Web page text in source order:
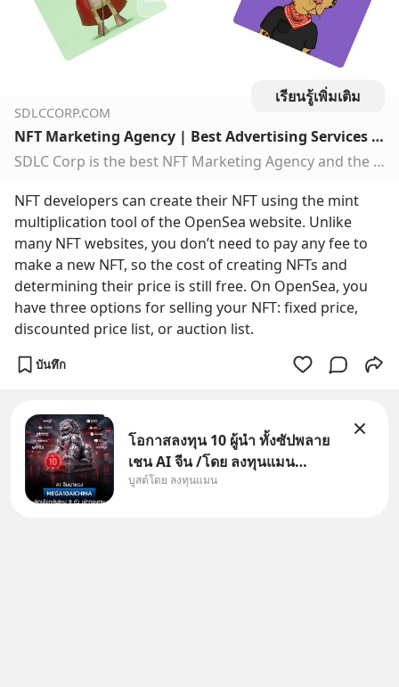
เรียนรู้เพิ่มเติม
SDLCCORP.COM
NFT Marketing Agency | Best Advertising Services | NFT Promotion
SDLC Corp is the best NFT Marketing Agency and the experts provide top Services to promote your NFTs Online. You can advertise your NFTs easy
NFT developers can create their NFT using the mint
multiplication tool of the OpenSea website. Unlike
many NFT websites, you don’t need to pay any fee to
make a new NFT, so the cost of creating NFTs and
determining their price is still free. On OpenSea, you
have three options for selling your NFT: fixed price,
discounted price list, or auction list.
บันทึก
โอกาสลงทุน 10 ผู้นำ ทั้งซัปพลาย
เชน AI จีน /โดย ลงทุนแมน
✅ลงทุนตรง คัด 10 ผู้นำเน้น ๆ ใน
บูสต์โดย ลงทุนแมน